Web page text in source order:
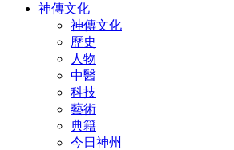
神傳文化
神傳文化
歷史
人物
中醫
科技
藝術
典籍
今日神州